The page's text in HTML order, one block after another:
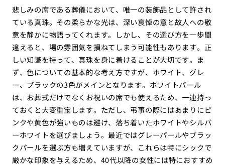
悲しみの席である葬儀において、唯一の装飾品として許され
ている真珠。その柔らかな光は、深い哀悼の意と故人への敬
意を静かに物語ってくれます。しかし、その選び方を一歩間
違えると、場の雰囲気を損ねてしまう可能性もあります。正
しい知識を持って、真珠を身に着けることが大切です。ま
ず、色についての基本的な考え方ですが、ホワイト、グレ
ー、ブラックの3色がメインとなります。ホワイトパール
は、お葬式だけでなくお祝いの席でも使えるため、一連持っ
ておくと大変重宝します。ただし、弔事の際にはあまりにピ
ンクや黄色が強いものは避け、落ち着いたホワイトやシルバ
ーホワイトを選びましょう。最近ではグレーパールやブラッ
クパールを選ぶ方も増えていますが、これらは特にシックで
厳かな印象を与えるため、40代以降の女性には特におすすめ